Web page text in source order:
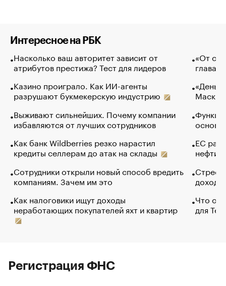
Интересное на РБК
Насколько ваш авторитет зависит от
атрибутов престижа? Тест для лидеров
Казино проиграло. Как ИИ-агенты
разрушают букмекерскую индустрию
Выживают сильнейших. Почему компании
избавляются от лучших сотрудников
Как банк Wildberries резко нарастил
кредиты селлерам до атак на склады
Сотрудники открыли новый способ вредить
компаниям. Зачем им это
Как налоговики ищут доходы
неработающих покупателей яхт и квартир
«От
глава
Маск в
основ
ЕС
нефти
Что
для
Регистрация ФНС